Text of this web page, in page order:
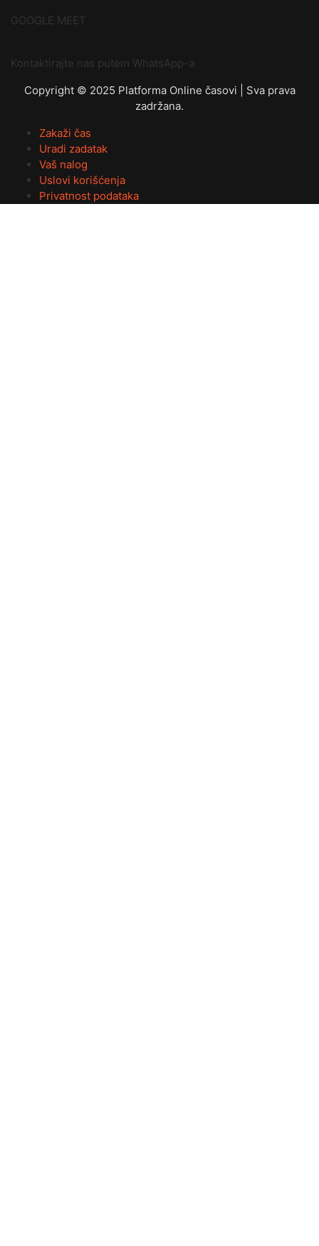
GOOGLE MEET
Kontaktirajte nas putem WhatsApp-a
Copyright © 2025 Platforma Online časovi | Sva prava
zadržana.
Zakaži čas
Uradi zadatak
Vaš nalog
Uslovi korišćenja
Privatnost podataka